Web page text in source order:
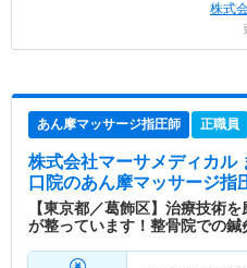
株式
あん摩マッサージ指圧師 正職員
株式会社マーサメディカル
口院のあん摩マッサージ指
【東京都／葛飾区】治療技術
が整っています！整骨院での鍼